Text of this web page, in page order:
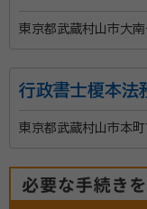
内容、費用など丁寧に説
電話とLINEのやりとり
した。
を目指します。一
さず、他の事務所
東京都武蔵村山市大南
行政書士榎本法
東京都武蔵村山市本町